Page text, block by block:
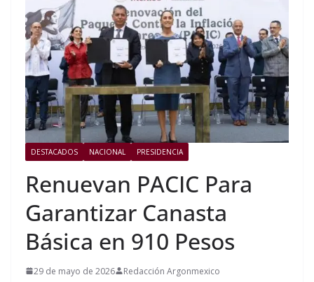
DESTACADOS NACIONAL PRESIDENCIA
Renuevan PACIC Para
Garantizar Canasta
Básica en 910 Pesos
29 de mayo de 2026 Redacción Argonmexico